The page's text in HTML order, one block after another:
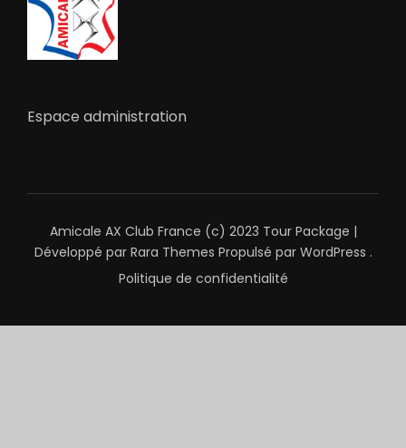
Espace administration
Amicale AX Club France (c) 2023 Tour Package |
Développé par Rara Themes Propulsé par WordPress .
Politique de confidentialité